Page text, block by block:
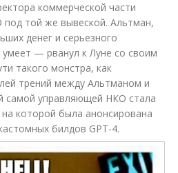
коммерческой части
под той же вывеской. Альтман,
денег и серьезного
— рванул к Луне со своим
такого монстра, как
трений между Альтманом и
самой управляющей НКО стала
которой была анонсирована
билдов GPT-4.